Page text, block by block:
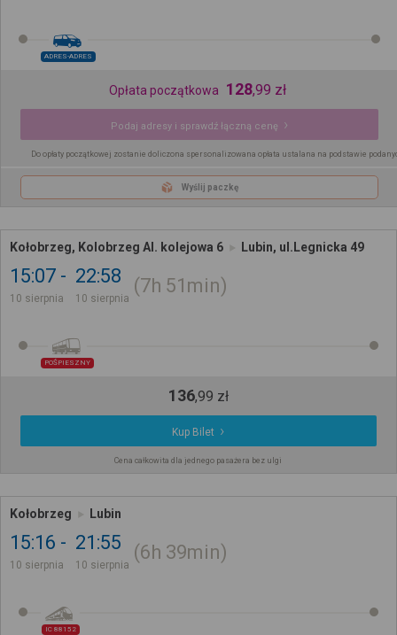
ADRES-ADRES
Opłata początkowa 128,99 zł
Podaj adresy i sprawdź łączną cenę
Do opłaty początkowej zostanie doliczona spersonalizowana opłata ustalana na podstawie
Wyślij paczkę
Kołobrzeg, Kolobrzeg Al. kolejowa 6 Lubin, ul.Legnicka 49
15:07
10 sierpnia
22:58
10 sierpnia
7h 51min
POŚPIESZNY
136,99 zł
Kup Bilet
Cena całkowita dla jednego pasażera bez ulgi
Kołobrzeg Lubin
15:16
10 sierpnia
21:55
10 sierpnia
6h 39min
IC 88152